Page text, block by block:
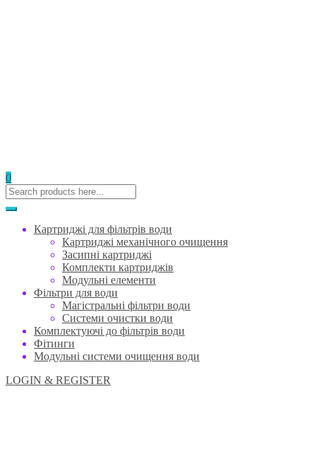
0
Картриджі для фільтрів води
Картриджі механічного очищення
Засипні картриджі
Комплекти картриджів
Модульні елементи
Фільтри для води
Магістральні фільтри води
Системи очистки води
Комплектуючі до фільтрів води
Фітинги
Модульні системи очищення води
LOGIN & REGISTER